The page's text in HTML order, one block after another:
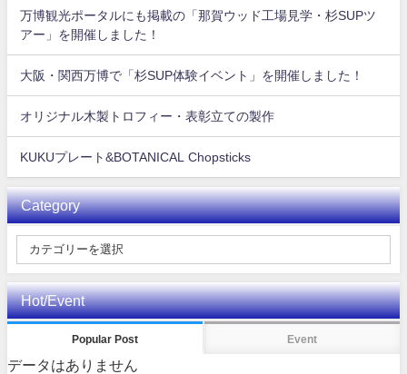
万博観光ポータルにも掲載の「那賀ウッド工場見学・杉SUPツ
アー」を開催しました！
大阪・関西万博で「杉SUP体験イベント」を開催しました！
オリジナル木製トロフィー・表彰立ての製作
KUKUプレート&BOTANICAL Chopsticks
Category
Hot/Event
Popular Post Event
データはありません